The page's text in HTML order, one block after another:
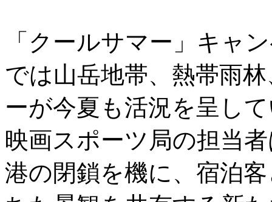
「クールサマー」キャ
では山岳地帯、熱帯雨
ーが今夏も活況を呈し
映画スポーツ局の担当
港の閉鎖を機に、宿泊